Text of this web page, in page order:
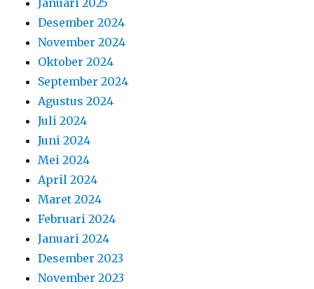
Desember 2024
November 2024
Oktober 2024
September 2024
Agustus 2024
Juli 2024
Juni 2024
Mei 2024
April 2024
Maret 2024
Februari 2024
Januari 2024
Desember 2023
November 2023